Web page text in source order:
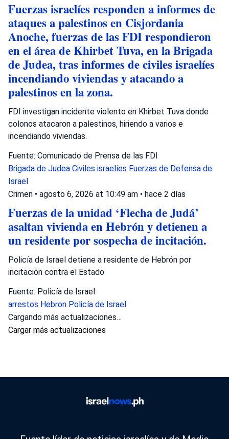
Fuerzas israelíes responden a informes de
ataques a palestinos en Cisjordania
Anoche, fuerzas de las FDI respondieron
en el área de Khirbet Tuva, en la Brigada
de Judea, tras informes de civiles israelíes
incendiando viviendas y atacando a
palestinos en la zona.
FDI investigan incidente violento en Khirbet Tuva donde
colonos atacaron a palestinos, hiriendo a varios e
incendiando viviendas.
Fuente: Comunicado de Prensa de las FDI
Brigada de Judea Civiles israelíes Fuerzas de Defensa de
Israel
Crimen • agosto 6, 2026 at 10:49 am • hace 2 días
Fuerzas de la unidad ‘Flecha de Judá’
asaltan vivienda en Hebrón y detienen a
un residente por sospecha de incitación.
Policía de Israel detiene a residente de Hebrón por
incitación contra el Estado
Fuente: Policía de Israel
arrestos Hebron Policía de Israel
Cargando más actualizaciones…
Cargar más actualizaciones